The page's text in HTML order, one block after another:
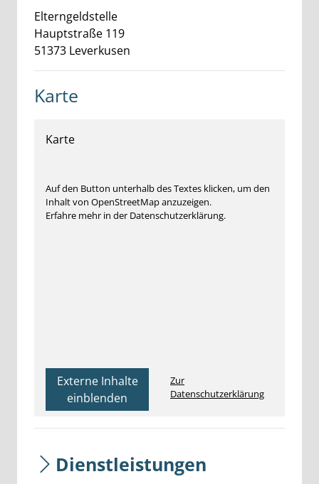
Elterngeldstelle
Hauptstraße 119
51373 Leverkusen
Karte
Karte
Auf den Button unterhalb des Textes klicken, um den
Inhalt von OpenStreetMap anzuzeigen.
Erfahre mehr in der Datenschutzerklärung.
Externe Inhalte
einblenden
Zur
Datenschutzerklärung
Dienstleistungen